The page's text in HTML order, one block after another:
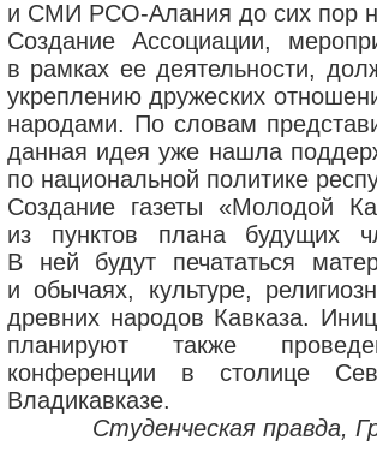
и СМИ РСО-Алания до сих пор
Создание Ассоциации,
в рамках ее деятельности,
укреплению дружеских
народами. По словам
данная идея уже нашла
по национальной политике
Создание газеты «Молодой
из пунктов плана будущих
В ней будут печататься
и обычаях, культуре,
древних народов Кавказа.
планируют также
конференции в столице
Владикавказе.
Студенческая правда,